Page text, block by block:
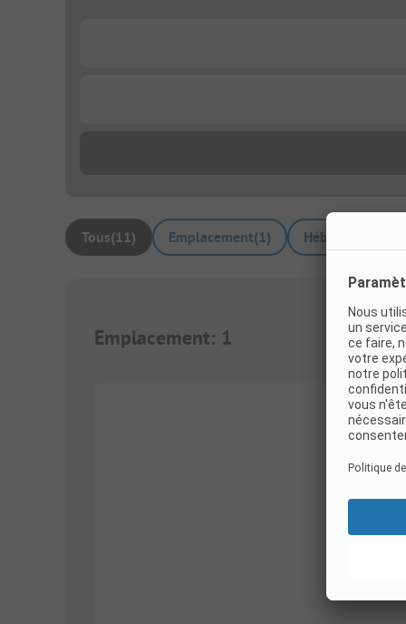
Tous(11) Emplacement(1) Hébergements
Emplacement: 1 1/4